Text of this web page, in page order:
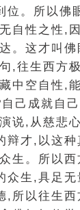
位。所以佛
自性之性,
。这才叫
,往生西方
中空自性,
己成就自
说,从慈悲
辩才,以这种
生。所以西
众生,具足无
,所以往生西